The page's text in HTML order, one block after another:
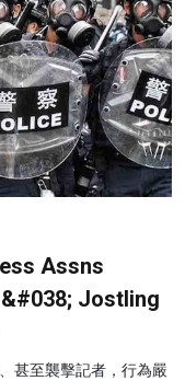
Assns
Jostling
甚至襲擊記者，行為嚴